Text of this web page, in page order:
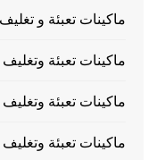
ماكينات تعبئة و
ماكينات تعبئة وتغليف
ماكينات تعبئة
ماكينات تعبئة